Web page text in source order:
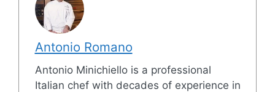
Antonio Romano
Antonio Minichiello is a professional
Italian chef with decades of experience in